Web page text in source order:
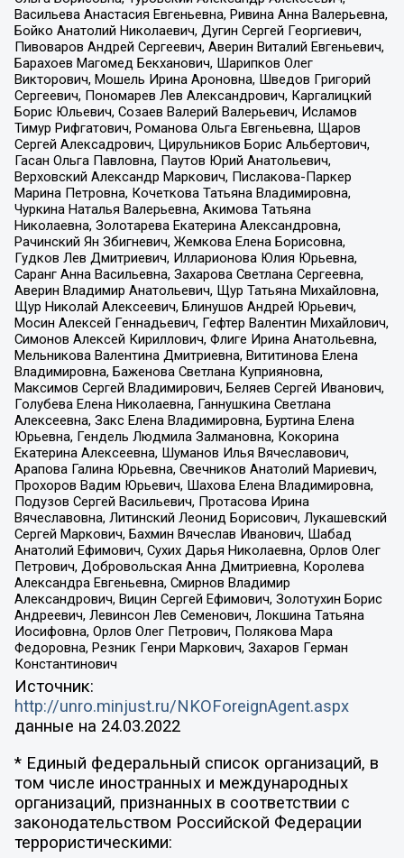
Васильева Анастасия Евгеньевна, Ривина Анна Валерьевна,
Бойко Анатолий Николаевич, Дугин Сергей Георгиевич,
Пивоваров Андрей Сергеевич, Аверин Виталий Евгеньевич,
Барахоев Магомед Бекханович, Шарипков Олег
Викторович, Мошель Ирина Ароновна, Шведов Григорий
Сергеевич, Пономарев Лев Александрович, Каргалицкий
Борис Юльевич, Созаев Валерий Валерьевич, Исламов
Тимур Рифгатович, Романова Ольга Евгеньевна, Щаров
Сергей Алексадрович, Цирульников Борис Альбертович,
Гасан Ольга Павловна, Паутов Юрий Анатольевич,
Верховский Александр Маркович, Пислакова-Паркер
Марина Петровна, Кочеткова Татьяна Владимировна,
Чуркина Наталья Валерьевна, Акимова Татьяна
Николаевна, Золотарева Екатерина Александровна,
Рачинский Ян Збигневич, Жемкова Елена Борисовна,
Гудков Лев Дмитриевич, Илларионова Юлия Юрьевна,
Саранг Анна Васильевна, Захарова Светлана Сергеевна,
Аверин Владимир Анатольевич, Щур Татьяна Михайловна,
Щур Николай Алексеевич, Блинушов Андрей Юрьевич,
Мосин Алексей Геннадьевич, Гефтер Валентин Михайлович,
Симонов Алексей Кириллович, Флиге Ирина Анатольевна,
Мельникова Валентина Дмитриевна, Вититинова Елена
Владимировна, Баженова Светлана Куприяновна,
Максимов Сергей Владимирович, Беляев Сергей Иванович,
Голубева Елена Николаевна, Ганнушкина Светлана
Алексеевна, Закс Елена Владимировна, Буртина Елена
Юрьевна, Гендель Людмила Залмановна, Кокорина
Екатерина Алексеевна, Шуманов Илья Вячеславович,
Арапова Галина Юрьевна, Свечников Анатолий Мариевич,
Прохоров Вадим Юрьевич, Шахова Елена Владимировна,
Подузов Сергей Васильевич, Протасова Ирина
Вячеславовна, Литинский Леонид Борисович, Лукашевский
Сергей Маркович, Бахмин Вячеслав Иванович, Шабад
Анатолий Ефимович, Сухих Дарья Николаевна, Орлов Олег
Петрович, Добровольская Анна Дмитриевна, Королева
Александра Евгеньевна, Смирнов Владимир
Александрович, Вицин Сергей Ефимович, Золотухин Борис
Андреевич, Левинсон Лев Семенович, Локшина Татьяна
Иосифовна, Орлов Олег Петрович, Полякова Мара
Федоровна, Резник Генри Маркович, Захаров Герман
Константинович
Источник:
http://unro.minjust.ru/NKOForeignAgent.aspx
данные на 24.03.2022
* Единый федеральный список организаций, в
том числе иностранных и международных
организаций, признанных в соответствии с
законодательством Российской Федерации
террористическими: